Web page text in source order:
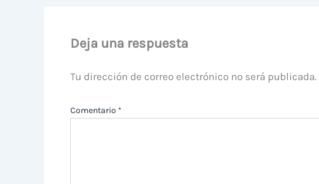
Deja una respuesta
Tu dirección de correo electrónico no será publicada.
Comentario *